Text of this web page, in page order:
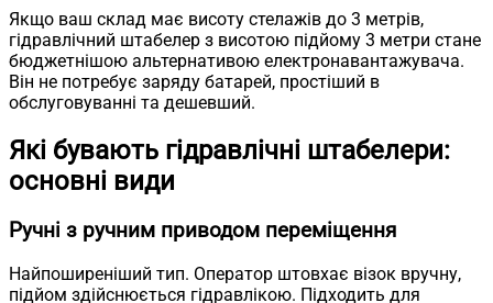
Якщо ваш склад має висоту стелажів до 3 метрів,
гідравлічний штабелер з висотою підйому 3 метри стане
бюджетнішою альтернативою електронавантажувача.
Він не потребує заряду батарей, простіший в
обслуговуванні та дешевший.
Які бувають гідравлічні штабелери:
основні види
Ручні з ручним приводом переміщення
Найпоширеніший тип. Оператор штовхає візок вручну,
підйом здійснюється гідравлікою. Підходить для